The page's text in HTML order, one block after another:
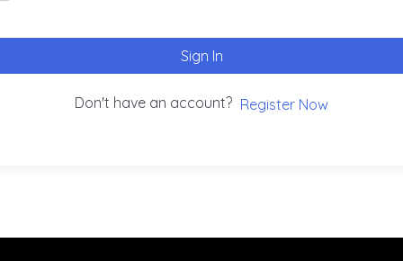
Sign In
Don't have an account? Register Now